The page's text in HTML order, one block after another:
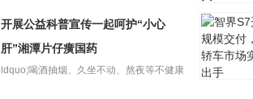
广州培英
团黄石学
牌，招生
大
开展公益科普宣传一起呵护“小心
肝”湘潭片仔癀国药
ldquo;喝酒抽烟、久坐不动、熬夜等不健康